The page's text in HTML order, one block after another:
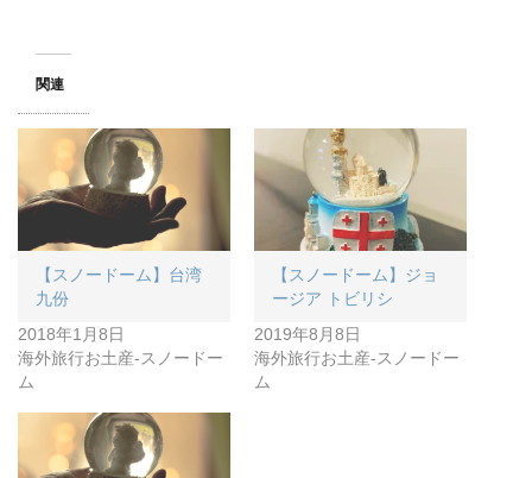
関連
【スノードーム】台湾
九份
2018年1月8日
海外旅行お土産-スノードー
ム
【スノードーム】ジョ
ージア トビリシ
2019年8月8日
海外旅行お土産-スノードー
ム